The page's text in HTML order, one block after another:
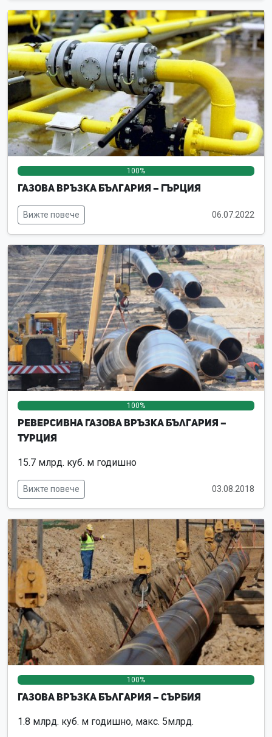
100%
Газова връзка България – Гърция
Вижте повече 06.07.2022
100%
Реверсивна Газова връзка България –
Турция
15.7 млрд. куб. м годишно
Вижте повече 03.08.2018
100%
Газова връзка България – Сърбия
1.8 млрд. куб. м годишно, макс. 5млрд.